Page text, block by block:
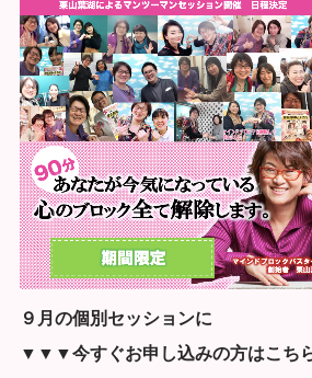
９月の個別セッションに
▼▼▼今すぐお申し込みの方はこ